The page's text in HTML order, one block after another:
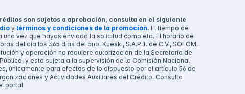
son sujetos a aprobación, consulta en el siguiente
y términos y condiciones de la promoción. El tiempo de
una vez que hayas enviado la solicitud completa. El horario de
del día los 365 días del año. Kueski, S.A.P.I. de C.V., SOFOM,
y operación no requiere autorización de la Secretaría de
y está sujeta a la supervisión de la Comisión Nacional
únicamente para efectos de lo dispuesto por el artículo 56 de
y Actividades Auxiliares del Crédito. Consulta
portal